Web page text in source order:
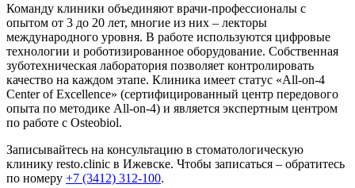
Команду клиники объединяют врачи-профессионалы с
опытом от 3 до 20 лет, многие из них – лекторы
международного уровня. В работе используются цифровые
технологии и роботизированное оборудование. Собственная
зуботехническая лаборатория позволяет контролировать
качество на каждом этапе. Клиника имеет статус «All-on-4
Center of Excellence» (сертифицированный центр передового
опыта по методике All-on-4) и является экспертным центром
по работе с Osteobiol.
Записывайтесь на консультацию в стоматологическую
клинику resto.clinic в Ижевске. Чтобы записаться – обратитесь
по номеру +7 (3412) 312-100.